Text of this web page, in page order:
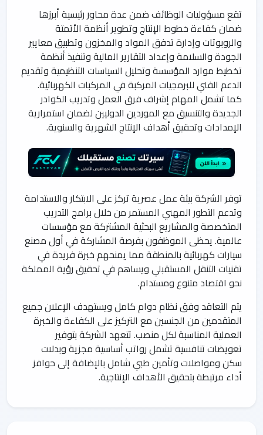
تقع مسؤوليات الوظائف ضمن عدة محاور رئيسية أبرزها
ضمان كفاءة خطوط الإنتاج وتطوير أنظمة الأتمتة
والروبوتات وإدارة تدفق المواد والمخزون وتطبيق معايير
الجودة والسلامة وإعداد التقارير المالية وتنفيذ أنظمة
تخطيط موارد المؤسسة وتحليل السياسات التنظيمية وتقديم
الدعم الفني للبرمجيات المركبة في المركبات الكهربائية.
كما تشمل المهام إشراف فرق العمل وتدريب الكوادر
الجديدة والتنسيق مع الموردين الدوليين لضمان استمرارية
الإمدادات وتحقيق أهداف الإنتاج الشهرية والسنوية.
توفر الشركة بيئة عمل عصرية تركز على الابتكار والاستدامة
وتدعم التطور المهني المستمر من خلال برامج التدريب
المتخصصة والمشاريع البحثية المشتركة مع مؤسسات
عالمية. يحظى الموظفون بفرصة المشاركة في أول مصنع
سيارات كهربائية بالمنطقة مما يمنحهم خبرة فريدة في
تقنيات التنقل المستقبلي ويساهم في تحقيق رؤية المملكة
نحو اقتصاد متنوع ومستدام.
يتم التعاقد وفق نظام دوام كامل ويستهدف الإعلان جميع
المتقدمين من الجنسين مع التركيز على الكفاءة والخبرة
العملية المناسبة لكل منصب. تتعهد الشركة بتوفير
تعويضات تنافسية تشمل رواتب أساسية مجزية وبدلات
سكن ومواصلات وتأمين طبي شامل بالإضافة إلى حوافز
أداء مرتبطة بتحقيق الأهداف الإنتاجية.